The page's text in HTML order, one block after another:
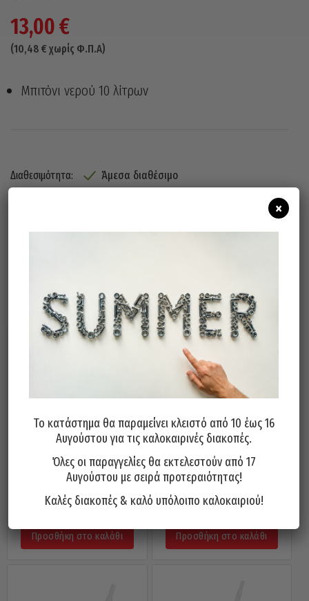
13,00€
(10,48 € χωρίς Φ.Π.Α)
Μπιτόνι νερού 10 λίτρων
Διαθεσιμότητα: Άμεσα διαθέσιμο
Σχετικά προϊόντα
Ανταλλακτικό Βρυσάκι Για
Μπιτόνι Νερού PRESSOL 21088
6,40€
Προσθήκη στο καλάθι
Δοχείο Καυσίμου Μεταλλικό 20
Λίτρα 10964
29,00€
Προσθήκη στο καλάθι
Το κατάστημα θα παραμείνει κλειστό από 10 έως 16
Αυγούστου για τις καλοκαιρινές διακοπές.
Όλες οι παραγγελίες θα εκτελεστούν από 17
Αυγούστου με σειρά προτεραιότητας!
Καλές διακοπές & καλό υπόλοιπο καλοκαιριού!
×